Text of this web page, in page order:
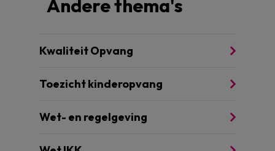
Andere thema's
Kwaliteit Opvang
Toezicht kinderopvang
Wet- en regelgeving